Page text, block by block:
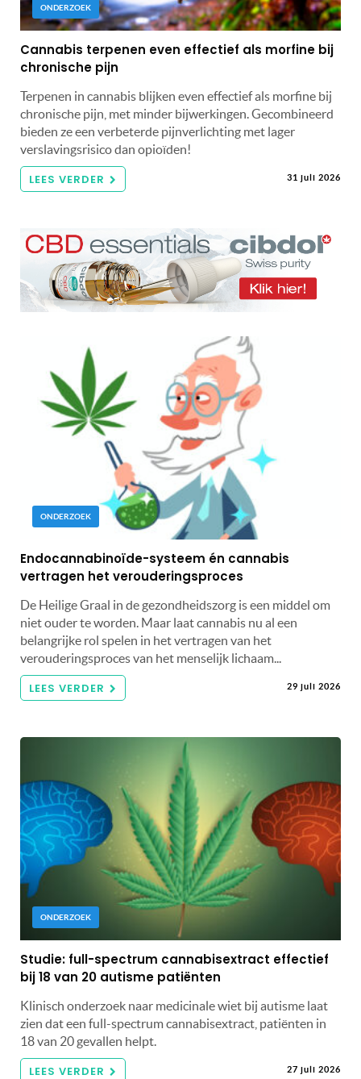
ONDERZOEK
Cannabis terpenen even effectief als morfine bij
chronische pijn
Terpenen in cannabis blijken even effectief als morfine bij
chronische pijn, met minder bijwerkingen. Gecombineerd
bieden ze een verbeterde pijnverlichting met lager
verslavingsrisico dan opioïden!
LEES VERDER 31 juli 2026
ONDERZOEK
Endocannabinoïde-systeem én cannabis
vertragen het verouderingsproces
De Heilige Graal in de gezondheidszorg is een middel om
niet ouder te worden. Maar laat cannabis nu al een
belangrijke rol spelen in het vertragen van het
verouderingsproces van het menselijk lichaam...
LEES VERDER 29 juli 2026
ONDERZOEK
Studie: full-spectrum cannabisextract effectief
bij 18 van 20 autisme patiënten
Klinisch onderzoek naar medicinale wiet bij autisme laat
zien dat een full-spectrum cannabisextract, patiënten in
18 van 20 gevallen helpt.
LEES VERDER 27 juli 2026